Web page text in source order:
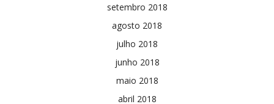
setembro 2018
agosto 2018
julho 2018
junho 2018
maio 2018
abril 2018